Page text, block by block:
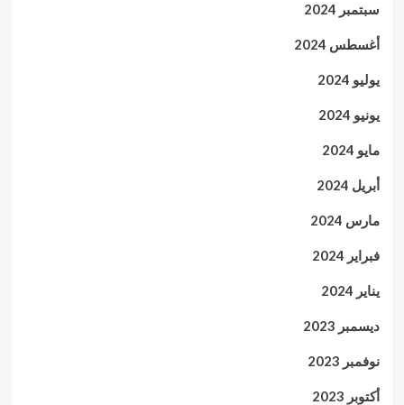
سبتمبر 2024
أغسطس 2024
يوليو 2024
يونيو 2024
مايو 2024
أبريل 2024
مارس 2024
فبراير 2024
يناير 2024
ديسمبر 2023
نوفمبر 2023
أكتوبر 2023